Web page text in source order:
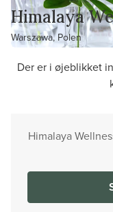
Himalaya
Warszawa, Polen
Der er i øjeblikket
Himalaya